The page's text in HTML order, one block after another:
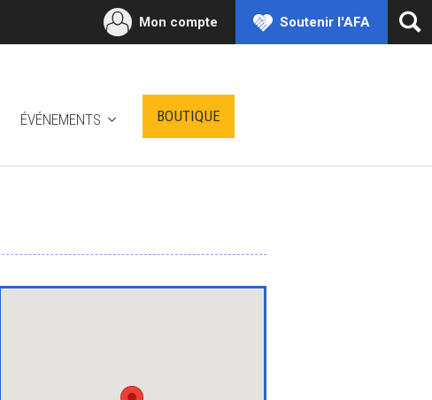
ÉVÉNEMENTS BOUTIQUE
Mon compte Soutenir l'AFA